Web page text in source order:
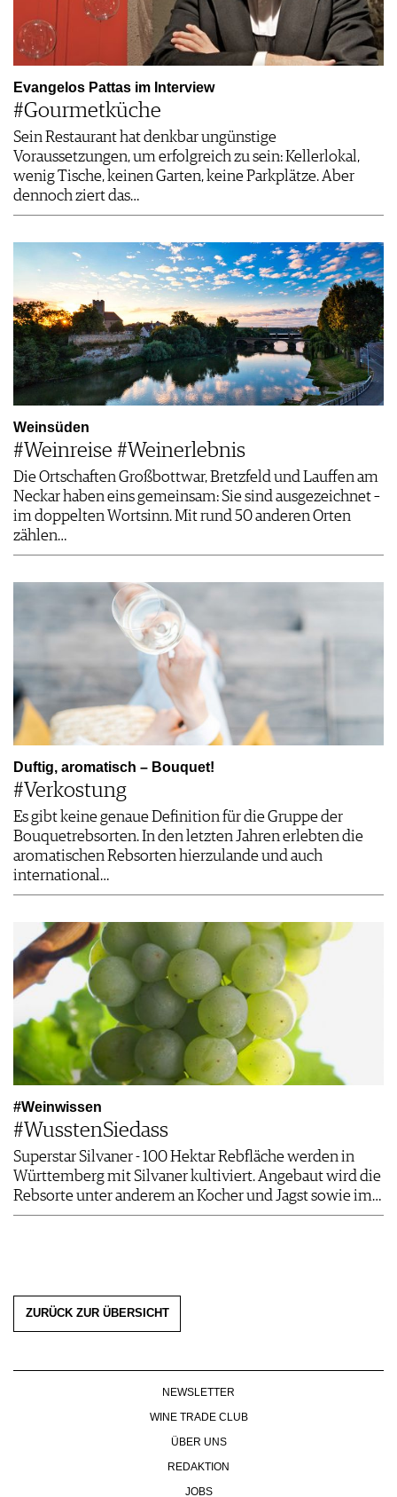
Evangelos Pattas im Interview
#Gourmetküche
Sein Restaurant hat denkbar ungünstige
Voraussetzungen, um erfolgreich zu sein: Kellerlokal,
wenig Tische, keinen Garten, keine Parkplätze. Aber
dennoch ziert das…
Weinsüden
#Weinreise #Weinerlebnis
Die Ortschaften Großbottwar, Bretzfeld und Lauffen am
Neckar haben eins gemeinsam: Sie sind ausgezeichnet –
im doppelten Wortsinn. Mit rund 50 anderen Orten
zählen…
Duftig, aromatisch – Bouquet!
#Verkostung
Es gibt keine genaue Definition für die Gruppe der
Bouquetrebsorten. In den letzten Jahren erlebten die
aromatischen Rebsorten hierzulande und auch
international…
#Weinwissen
#WusstenSiedass
Superstar Silvaner - 100 Hektar Rebfläche werden in
Württemberg mit Silvaner kultiviert. Angebaut wird die
Rebsorte unter anderem an Kocher und Jagst sowie im…
ZURÜCK ZUR ÜBERSICHT
NEWSLETTER
WINE TRADE CLUB
ÜBER UNS
REDAKTION
JOBS